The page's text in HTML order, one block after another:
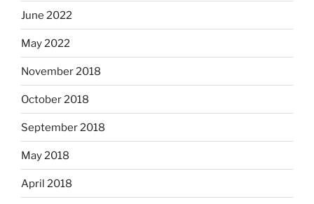
June 2022
May 2022
November 2018
October 2018
September 2018
May 2018
April 2018